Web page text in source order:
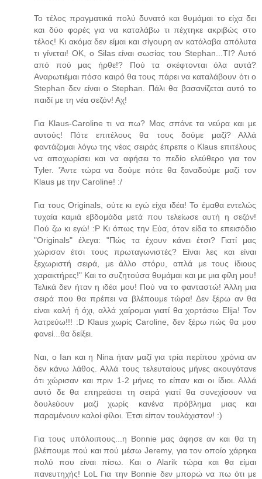
Το τέλος πραγματικά πολύ δυνατό και θυμάμαι το είχα δει
και δύο φορές για να καταλάβω τι πέχτηκε ακριβώς στο
τέλος! Κι ακόμα δεν είμαι και σίγουρη αν κατάλαβα απόλυτα
τι γίνεται! ΟΚ, ο Silas είναι σωσίας του Stephan...ΤΙ? Αυτό
από πού μας ήρθε!? Πού τα σκέφτονται όλα αυτά?
Αναρωτιέμαι πόσο καιρό θα τους πάρει να καταλάβουν ότι ο
Stephan δεν είναι ο Stephan. Πάλι θα βασανίζεται αυτό το
παιδί με τη νέα σεζόν! Αχ!
Για Klaus-Caroline τι να πω? Μας σπάνε τα νεύρα και με
αυτούς! Πότε επιτέλους θα τους δούμε μαζί? Αλλά
φαντάζομαι λόγω της νέας σειράς έπρεπε ο Klaus επιτέλους
να αποχωρίσει και να αφήσει το πεδίο ελεύθερο για τον
Tyler. 'Άντε τώρα να δούμε πότε θα ξαναδούμε μαζί τον
Klaus με την Caroline! :/
Για τους Originals, ούτε κι εγώ είχα ιδέα! Το έμαθα εντελώς
τυχαία καμιά εβδομάδα μετά που τελείωσε αυτή η σεζόν!
Πού ζω κι εγώ! :Ρ Κι όπως την Εύα, όταν είδα το επεισόδιο
"Originals" έλεγα: "Πώς τα έχουν κάνει έτσι? Γιατί μας
χώρισαν έτσι τους πρωταγωνιστές? Είναι λες και είναι
ξεχωριστή σειρά, με άλλο στόρυ, απλά με τους ίδιους
χαρακτήρες!" Και το συζητούσα θυμάμαι και με μια φίλη μου!
Τελικά δεν ήταν η ιδέα μου! Πού να το φανταστώ! Άλλη μια
σειρά που θα πρέπει να βλέπουμε τώρα! Δεν ξέρω αν θα
είναι καλή ή όχι, αλλά χαίρομαι γιατί θα χορτάσω Elija! Τον
λατρεύω!!! :D Klaus χωρίς Caroline, δεν ξέρω πώς θα μου
φανεί...θα δείξει.
Ναι, ο Ian και η Nina ήταν μαζί για τρία περίπου χρόνια αν
δεν κάνω λάθος. Αλλά τους τελευταίους μήνες ακουγότανε
ότι χώρισαν και πριν 1-2 μήνες το είπαν και οι ίδιοι. Αλλά
αυτό δε θα επηρεάσει τη σειρά γιατί θα συνεχίσουν να
δουλεύουν μαζί χωρίς κανένα πρόβλημα μιας και
παραμένουν καλοί φίλοι. Έτσι είπαν τουλάχιστον! :)
Για τους υπόλοιπους...η Bonnie μας άφησε αν και θα τη
βλέπουμε πού και πού μέσω Jeremy, για τον οποίο χάρηκα
πολύ που είναι πίσω. Και ο Alarik τώρα και θα είμαι
πανευτηχής! LoL Για την Bonnie δεν μπορώ να πω ότι με